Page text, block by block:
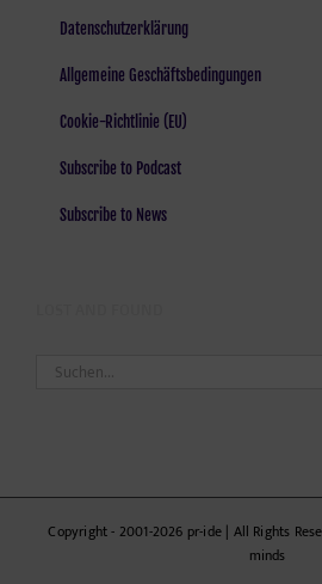
Datenschutzerklärung
Allgemeine Geschäftsbedingungen
Cookie-Richtlinie (EU)
Subscribe to Podcast
Subscribe to News
Suche
Copyright - 2001-2026 pr-ide | All Rights
minds